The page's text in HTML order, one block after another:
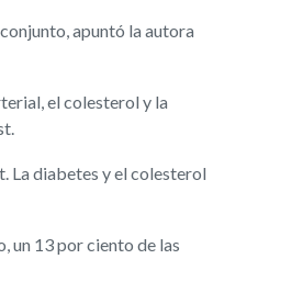
apuntó la autora
el colesterol y la
La diabetes y el colesterol
un 13 por ciento de las